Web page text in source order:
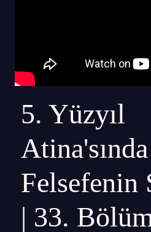
5. Yüzyıl
Felsefenin
| 33.